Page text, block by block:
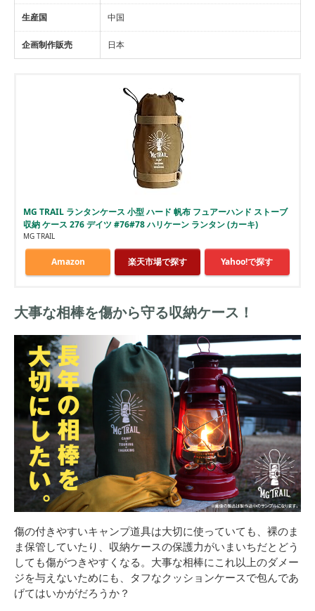
生産国 中国
企画制作販売 日本
MG TRAIL ランタンケース 小型 ハード 帆布 フュアーハンド ストーブ
収納 ケース 276 デイツ #76#78 ハリケーン ランタン (カーキ)
MG TRAIL
Amazon 楽天市場で探す Yahoo!で探す
大事な相棒を傷から守る収納ケース！
傷の付きやすいキャンプ道具は大切に使っていても、裸のま
ま保管していたり、収納ケースの保護力がいまいちだとどう
しても傷がつきやすくなる。大事な相棒にこれ以上のダメー
ジを与えないためにも、タフなクッションケースで包んであ
げてはいかがだろうか？